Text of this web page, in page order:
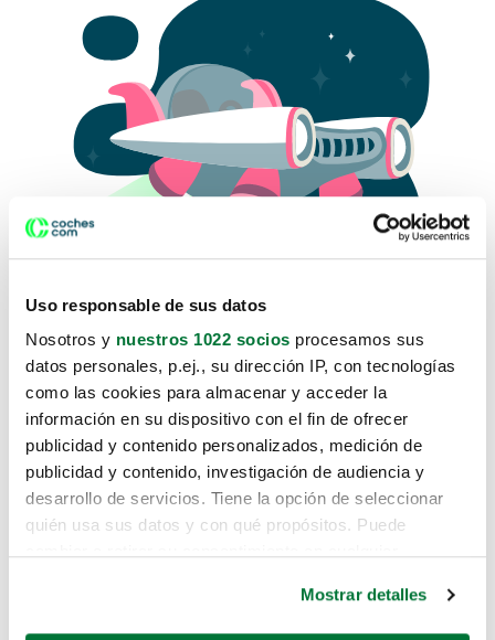
Uso responsable de sus datos
Nosotros y nuestros 1022 socios procesamos sus
datos personales, p.ej., su dirección IP, con tecnologías
como las cookies para almacenar y acceder la
información en su dispositivo con el fin de ofrecer
publicidad y contenido personalizados, medición de
publicidad y contenido, investigación de audiencia y
desarrollo de servicios. Tiene la opción de seleccionar
quién usa sus datos y con qué propósitos. Puede
Mostrar detalles
Lo sentimos, no sabemos como
te hemos traido hasta aquí.
Pero puedes encontrar el coche que estás
buscando en alguno de estos enlaces: